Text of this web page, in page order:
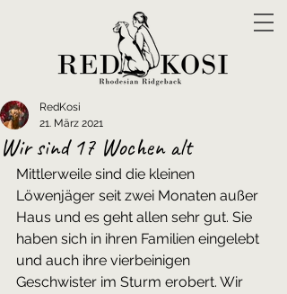
Wir sind 17 Wochen alt
RedKosi
21. März 2021
Mittlerweile sind die kleinen
Löwenjäger seit zwei Monaten außer
Haus und es geht allen sehr gut. Sie
haben sich in ihren Familien eingelebt
und auch ihre vierbeinigen
Geschwister im Sturm erobert. Wir